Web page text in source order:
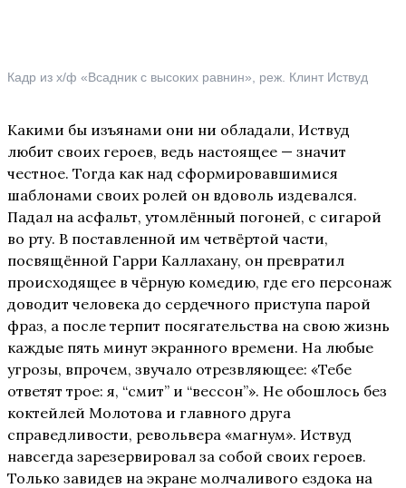
Кадр из х/ф «Всадник с высоких равнин», реж. Клинт Иствуд
Какими бы изъянами они ни обладали, Иствуд
любит своих героев, ведь настоящее — значит
честное. Тогда как над сформировавшимися
шаблонами своих ролей он вдоволь издевался.
Падал на асфальт, утомлённый погоней, с сигарой
во рту. В поставленной им четвёртой части,
посвящённой Гарри Каллахану, он превратил
происходящее в чёрную комедию, где его персонаж
доводит человека до сердечного приступа парой
фраз, а после терпит посягательства на свою жизнь
каждые пять минут экранного времени. На любые
угрозы, впрочем, звучало отрезвляющее: «Тебе
ответят трое: я, “смит” и “вессон”». Не обошлось без
коктейлей Молотова и главного друга
справедливости, револьвера «магнум». Иствуд
навсегда зарезервировал за собой своих героев.
Только завидев на экране молчаливого ездока на